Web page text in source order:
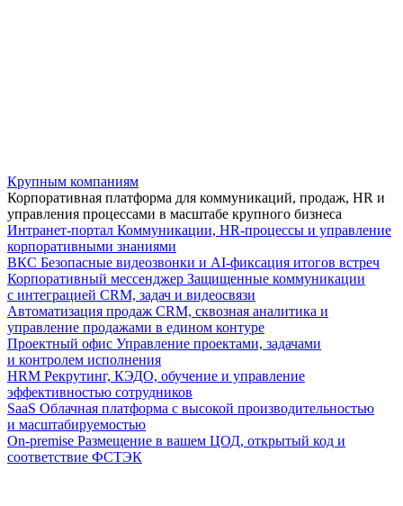
Крупным компаниям
Корпоративная платформа для коммуникаций, продаж, HR и
управления процессами в масштабе крупного бизнеса
Интранет-портал Коммуникации, HR-процессы и управление
корпоративными знаниями
ВКС Безопасные видеозвонки и AI-фиксация итогов встреч
Корпоративный мессенджер Защищенные коммуникации
с интеграцией CRM, задач и видеосвязи
Автоматизация продаж CRM, сквозная аналитика и
управление продажами в едином контуре
Проектный офис Управление проектами, задачами
и контролем исполнения
HRM Рекрутинг, КЭДО, обучение и управление
эффективностью сотрудников
SaaS Облачная платформа с высокой производительностью
и масштабируемостью
On-premise Размещение в вашем ЦОД, открытый код и
соответствие ФСТЭК